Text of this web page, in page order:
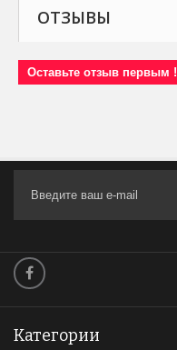
ОТЗЫВЫ
Оставьте отзыв первым !
Категории